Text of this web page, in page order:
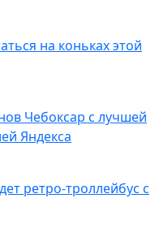
на коньках этой
Чебоксар с лучшей
Яндекса
ретро-троллейбус с